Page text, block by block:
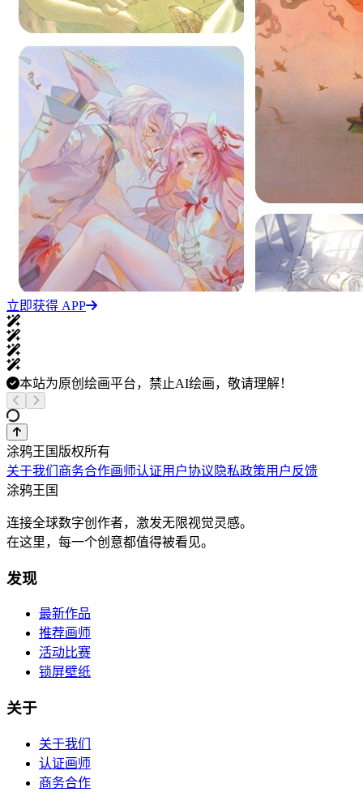
立即获得 APP
本站为原创绘画平台，禁止AI绘画，敬请理解！
涂鸦王国版权所有
关于我们 商务合作画师认证用户协议 隐私政策用户反馈
涂鸦王国
连接全球数字创作者，激发无限视觉灵感。
在这里，每一个创意都值得被看见。
发现
最新作品
推荐画师
活动比赛
锁屏壁纸
关于
关于我们
认证画师
商务合作